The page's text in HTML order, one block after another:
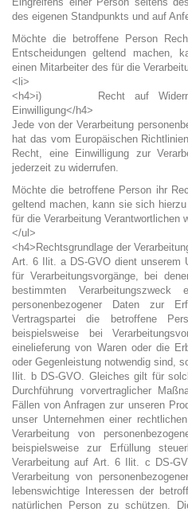
des eigenen Standpunkts und auf
Möchte die betroffene Person
Entscheidungen geltend machen,
einen Mitarbeiter des für die
<li>
<h4>i) Recht auf Widerruf
Einwilligung</h4>
Jede von der Verarbeitung
hat das vom Europäischen
Recht, eine Einwilligung zur
jederzeit zu widerrufen.
Möchte die betroffene Person ihr
geltend machen, kann sie sich
für die Verarbeitung Verantwortlichen
</ul>
<h4>Rechtsgrundlage der
Art. 6 Ilit. a DS-GVO dient unserem
für Verarbeitungsvorgänge, bei
bestimmten
personenbezogener Daten zur
Vertragspartei die betroffene
beispielsweise bei
einelieferung von Waren oder die
oder Gegenleistung notwendig sind,
Ilit. b DS-GVO. Gleiches gilt für
Durchführung vorvertraglicher
Fällen von Anfragen zur unseren
unser Unternehmen einer
Verarbeitung von
beispielsweise zur Erfüllung
Verarbeitung auf Art. 6 Ilit. c DS-
Verarbeitung von
lebenswichtige Interessen der
natürlichen Person zu schützen.